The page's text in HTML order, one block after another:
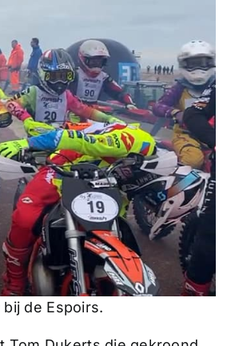
de Espoirs.